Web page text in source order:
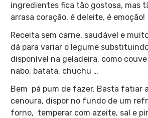
ingredientes fica tão gostosa, mas
arrasa coração, é deleite, é emoção!
Receita sem carne, saudável e
dá para variar o legume
disponível na geladeira, como
nabo, batata, chuchu …
Bem pá pum de fazer. Basta fatiar
cenoura, dispor no fundo de um
forno, temperar com azeite, sal e